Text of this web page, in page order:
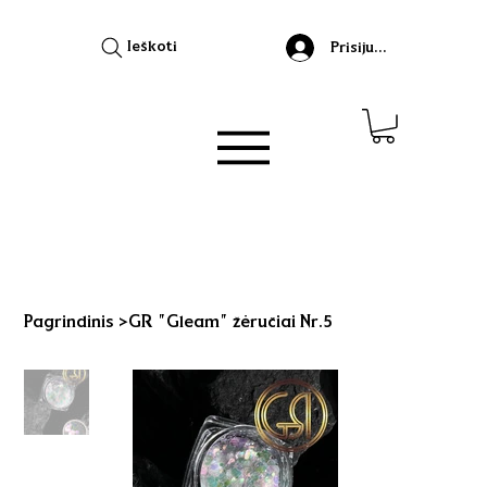
Ieškoti Prisijungti
Pagrindinis >GR "Gleam" žėručiai Nr.5